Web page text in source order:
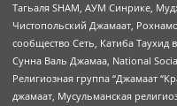
Тагьаля SHAM, АУМ Синрике,
Чистопольский Джамаат,
сообщество Сеть, Катиба
Сунна Валь Джамаа, National
Религиозная группа “Джамаат
джамаат, Мусульманская